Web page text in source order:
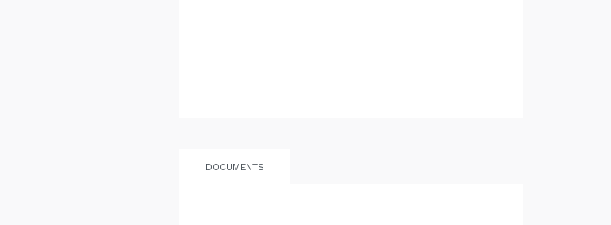
DOCUMENTS